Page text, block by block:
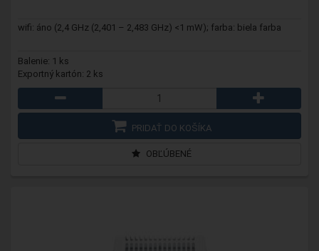
wifi: áno (2,4 GHz (2,401 – 2,483 GHz) <1 mW); farba: biela farba
Balenie: 1 ks
Exportný kartón: 2 ks
PRIDAŤ DO KOŠÍKA
OBĽÚBENÉ